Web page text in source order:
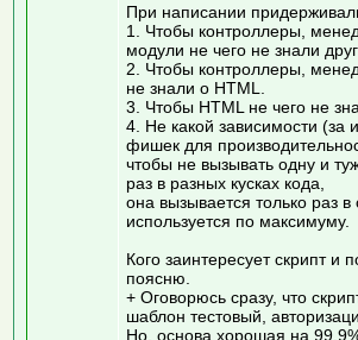
При написании
1. Чтобы контроллеры,
модули не чего не знали друг
2. Чтобы контроллеры,
не знали о HTML.
3. Чтобы HTML не чего не
4. Не какой зависимости (за
фишек для
чтобы не вызывать одну и
раз в разных кусках кода,
она вызывается только раз
используется по максимуму.
Кого заинтересует скрипт и
поясню.
+ Оговорюсь сразу, что
шаблон тестовый,
Но, основа хорошая на